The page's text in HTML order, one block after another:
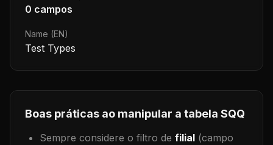
0 campos
Name (EN)
Test Types
Boas práticas ao manipular a tabela SQQ
Sempre considere o filtro de filial (campo